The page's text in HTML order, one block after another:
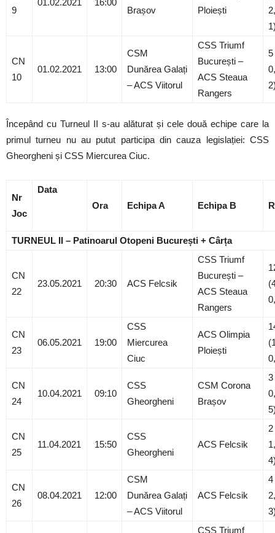
9
01.02.2021 16:00
Brașov
Ploiești
CN
10
01.02.2021 13:00
CSM
Dunărea Galați
– ACS Viitorul
CSS Triumf
București –
ACS Steaua
Rangers
5
Începând cu Turneul II s-au alăturat și cele două echipe care la
primul turneu nu au putut participa din cauza legislației: CSS
Gheorgheni și CSS Miercurea Ciuc.
Nr
Joc
Data
Ora
Echipa A Echipa B
TURNEUL II – Patinoarul Otopeni București + Cârța
CN
22
23.05.2021 20:30 ACS Felcsik
CSS Triumf
București –
ACS Steaua
Rangers
CN
23
06.05.2021 19:00
CSS
Miercurea
Ciuc
ACS Olimpia
Ploiești
CN
24
10.04.2021 09:10
CSS
Gheorgheni
CSM Corona
Brașov
3
CN
25
11.04.2021 15:50
CSS
Gheorgheni
ACS Felcsik
CN
26
08.04.2021 12:00
CSM
Dunărea Galați
– ACS Viitorul
ACS Felcsik
4
CSS Triumf